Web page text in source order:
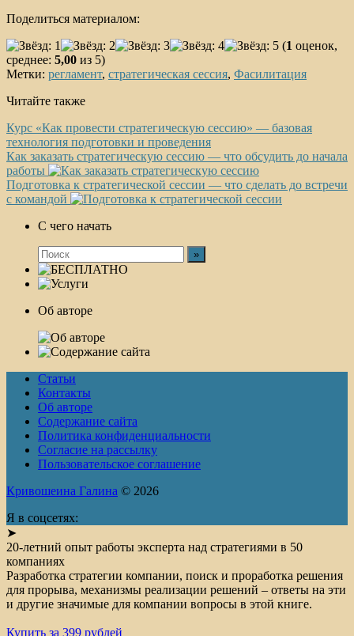
Поделиться материалом:
(1 оценок,
среднее: 5,00 из 5)
Метки: регламент, стратегическая сессия, Фасилитация
Читайте также
Курс «Как провести стратегическую сессию» — базовая
технология подготовки и проведения
Как заказать стратегическую сессию — что обсудить до начала
работы
Подготовка к стратегической сессии — что сделать до встречи
с командой
С чего начать
Об авторе
Статьи
Контакты
Об авторе
Содержание сайта
Политика конфиденциальности
Согласие на рассылку
Пользовательское соглашение
Кривошеина Галина © 2026
Я в соцсетях:
➤
20-летний опыт работы эксперта над стратегиями в 50
компаниях
Разработка стратегии компании, поиск и проработка решения
для прорыва, механизмы реализации решений – ответы на эти
и другие значимые для компании вопросы в этой книге.
Купить за 399 рублей